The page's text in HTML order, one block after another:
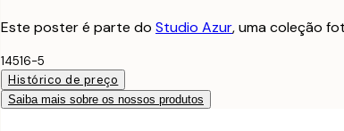
Este poster é parte do Studio Azur, uma coleção
14516-5
Histórico de preço
Saiba mais sobre os nossos produtos